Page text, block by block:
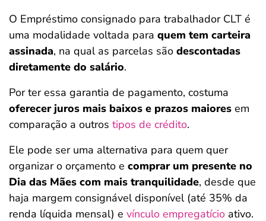
O Empréstimo consignado para trabalhador CLT é
uma modalidade voltada para quem tem carteira
assinada, na qual as parcelas são descontadas
diretamente do salário.
Por ter essa garantia de pagamento, costuma
oferecer juros mais baixos e prazos maiores em
comparação a outros tipos de crédito.
Ele pode ser uma alternativa para quem quer
organizar o orçamento e comprar um presente no
Dia das Mães com mais tranquilidade, desde que
haja margem consignável disponível (até 35% da
renda líquida mensal) e vínculo empregatício ativo.